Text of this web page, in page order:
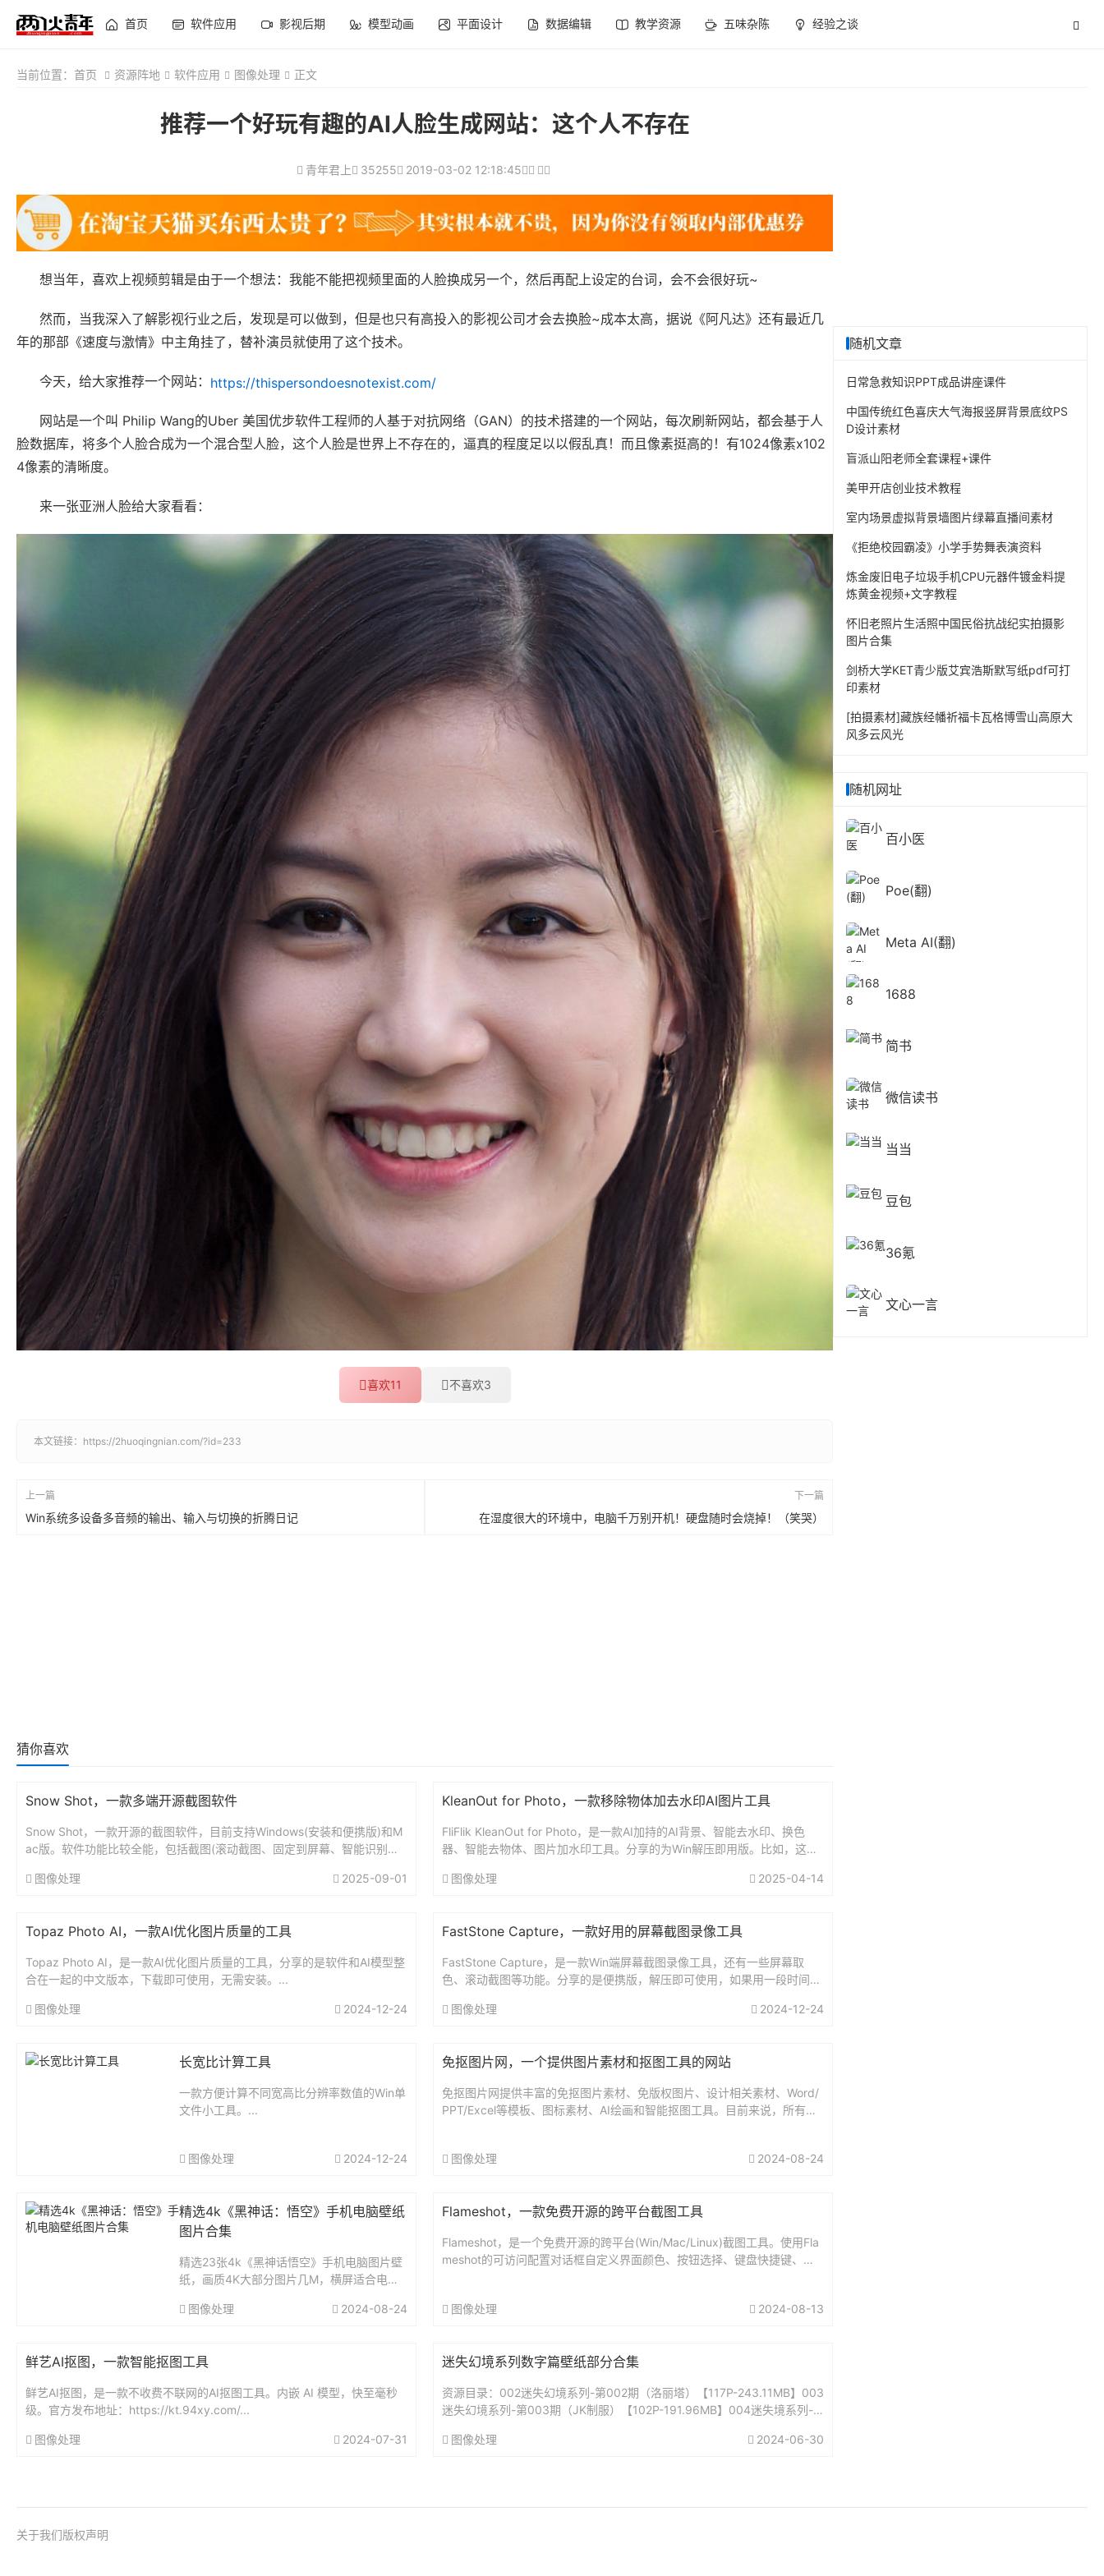
首页 软件应用 影视后期 模型动画 平面设计 数据编辑 教学资源 五味杂陈 经验之谈
当前位置： 首页 资源阵地 软件应用 图像处理 正文
推荐一个好玩有趣的AI人脸生成网站：这个人不存在
青年君上 35255 2019-03-02 12:18:45
想当年，喜欢上视频剪辑是由于一个想法：我能不能把视频里面的人脸换成另一个，然后再配上设定的台词，会不会很好玩~
然而，当我深入了解影视行业之后，发现是可以做到，但是也只有高投入的影视公司才会去换脸~成本太高，据说《阿凡达》还有最近几
年的那部《速度与激情》中主角挂了，替补演员就使用了这个技术。
今天，给大家推荐一个网站： https://thispersondoesnotexist.com/
网站是一个叫 Philip Wang的Uber 美国优步软件工程师的人基于对抗网络（GAN）的技术搭建的一个网站，每次刷新网站，都会基于人
脸数据库，将多个人脸合成为一个混合型人脸，这个人脸是世界上不存在的，逼真的程度足以以假乱真！而且像素挺高的！有1024像素x102
4像素的清晰度。
来一张亚洲人脸给大家看看：
喜欢11 不喜欢3
本文链接： https://2huoqingnian.com/?id=233
上一篇
Win系统多设备多音频的输出、输入与切换的折腾日记
下一篇
在湿度很大的环境中，电脑千万别开机！硬盘随时会烧掉！（笑哭）
猜你喜欢
Snow Shot，一款多端开源截图软件
Snow Shot，一款开源的截图软件，目前支持Windows(安装和便携版)和M
ac版。软件功能比较全能，包括截图(滚动截图、固定到屏幕、智能识别截
图像处理
2025-09-01
KleanOut for Photo，一款移除物体加去水印AI图片工具
FliFlik KleanOut for Photo，是一款AI加持的AI背景、智能去水印、换色
器、智能去物体、图片加水印工具。分享的为Win解压即用版。比如，这个
图像处理
2025-04-14
Topaz Photo AI，一款AI优化图片质量的工具
Topaz Photo AI，是一款AI优化图片质量的工具，分享的是软件和AI模型整
合在一起的中文版本，下载即可使用，无需安装。...
图像处理 2024-12-24
FastStone Capture，一款好用的屏幕截图录像工具
FastStone Capture，是一款Win端屏幕截图录像工具，还有一些屏幕取
色、滚动截图等功能。分享的是便携版，解压即可使用，如果用一段时间提
图像处理
2024-12-24
长宽比计算工具
一款方便计算不同宽高比分辨率数值的Win单
文件小工具。...
图像处理 2024-12-24
免抠图片网，一个提供图片素材和抠图工具的网站
免抠图片网提供丰富的免抠图片素材、免版权图片、设计相关素材、Word/
PPT/Excel等模板、图标素材、AI绘画和智能抠图工具。目前来说，所有功
图像处理 2024-08-24
精选4k《黑神话：悟空》手机电脑壁纸
图片合集
精选23张4k《黑神话悟空》手机电脑图片壁
纸，画质4K大部分图片几M，横屏适合电
16M。...
图像处理 2024-08-24
Flameshot，一款免费开源的跨平台截图工具
Flameshot，是一个免费开源的跨平台(Win/Mac/Linux)截图工具。使用Fla
meshot的可访问配置对话框自定义界面颜色、按钮选择、键盘快捷键、图
图像处理 2024-08-13
鲜艺AI抠图，一款智能抠图工具
鲜艺AI抠图，是一款不收费不联网的AI抠图工具。内嵌 AI 模型，快至毫秒
级。官方发布地址：https://kt.94xy.com/...
图像处理 2024-07-31
迷失幻境系列数字篇壁纸部分合集
资源目录：002迷失幻境系列-第002期（洛丽塔）【117P-243.11MB】003
迷失幻境系列-第003期（JK制服）【102P-191.96MB】004迷失境系列-
图像处理
2024-06-30
随机文章
日常急救知识PPT成品讲座课件
中国传统红色喜庆大气海报竖屏背景底纹PS
D设计素材
盲派山阳老师全套课程+课件
美甲开店创业技术教程
室内场景虚拟背景墙图片绿幕直播间素材
《拒绝校园霸凌》小学手势舞表演资料
炼金废旧电子垃圾手机CPU元器件镀金料提
炼黄金视频+文字教程
怀旧老照片生活照中国民俗抗战纪实拍摄影
图片合集
剑桥大学KET青少版艾宾浩斯默写纸pdf可打
印素材
[拍摄素材]藏族经幡祈福卡瓦格博雪山高原大
风多云风光
随机网址
百小医
Poe(翻)
Meta AI(翻)
1688
简书
微信读书
当当
豆包
36氪
文心一言
关于我们版权声明